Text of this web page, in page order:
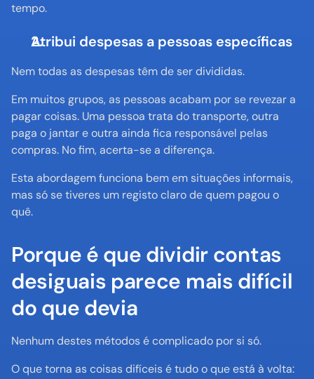
tempo.
Atribui despesas a pessoas específicas
Nem todas as despesas têm de ser divididas.
Em muitos grupos, as pessoas acabam por se revezar a
pagar coisas. Uma pessoa trata do transporte, outra
paga o jantar e outra ainda fica responsável pelas
compras. No fim, acerta-se a diferença.
Esta abordagem funciona bem em situações informais,
mas só se tiveres um registo claro de quem pagou o
quê.
Porque é que dividir contas
desiguais parece mais difícil
do que devia
Nenhum destes métodos é complicado por si só.
O que torna as coisas difíceis é tudo o que está à volta: